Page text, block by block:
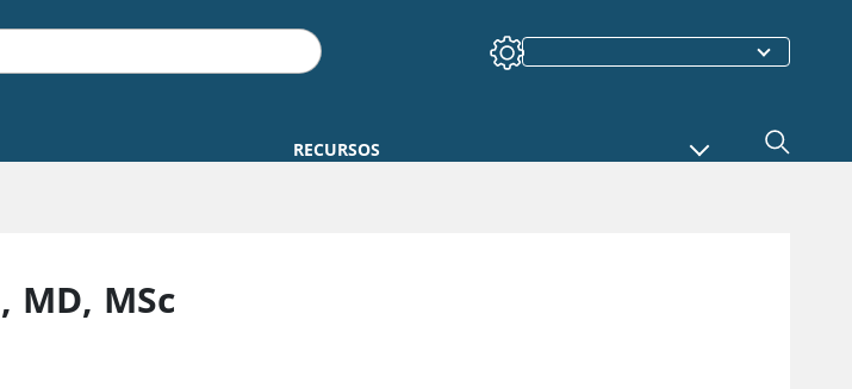
RECURSOS
, MD, MSc